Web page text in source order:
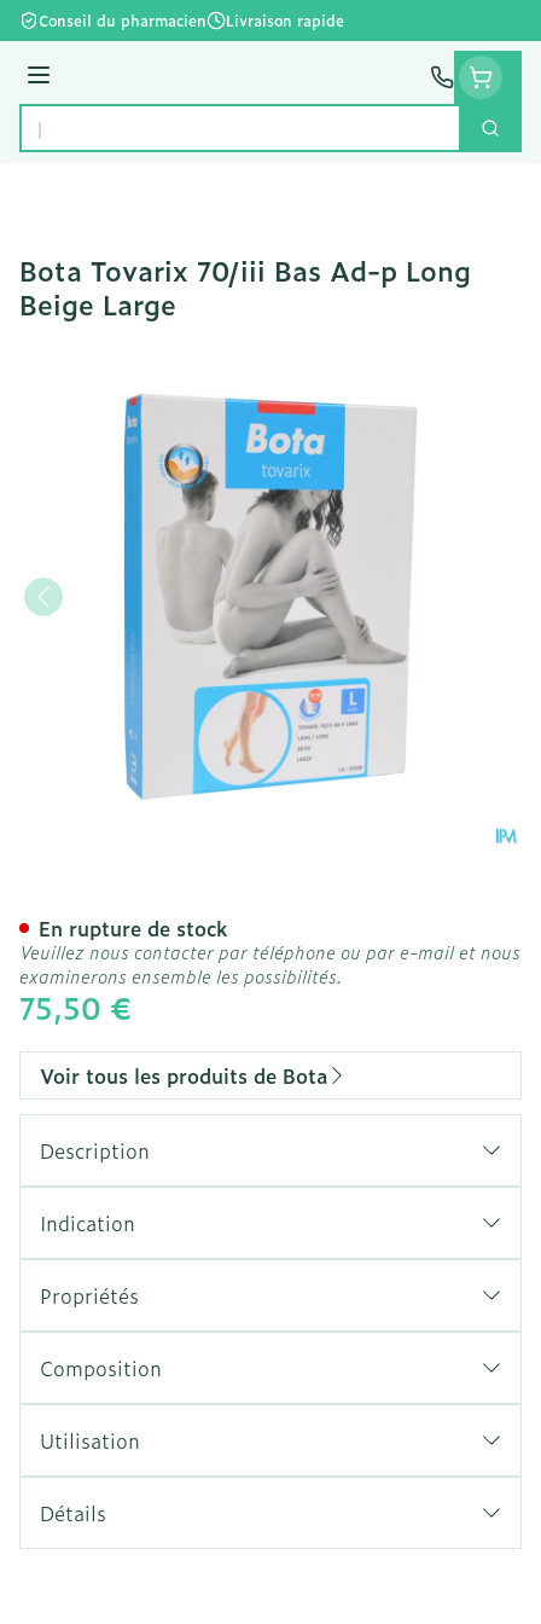
Aller au contenu
Conseil du pharmacien Livraison rapide
Menu
Rechercher
Bota Tovarix 70/iii Bas Ad-p Long
Beige Large
75,50 €
En rupture de stock
Veuillez nous contacter par téléphone ou par e-mail et nous
examinerons ensemble les possibilités.
Voir tous les produits de Bota
Description
Indication
Propriétés
Composition
Utilisation
Détails